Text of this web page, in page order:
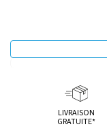
LIVRAISON
GRATUITE*